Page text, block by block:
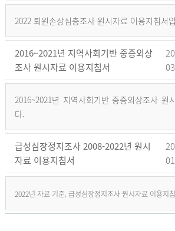
2022 퇴원손상심층조사 원시자료 이용지침서
2016~2021년 지역사회기반 중증외상
조사 원시자료 이용지침서
2016~2021년 지역사회기반 중증외상조사 원
다.
급성심장정지조사 2008-2022년 원시
자료 이용지침서
2022년 자료 기준, 급성심장정지조사 원시자료 이용지